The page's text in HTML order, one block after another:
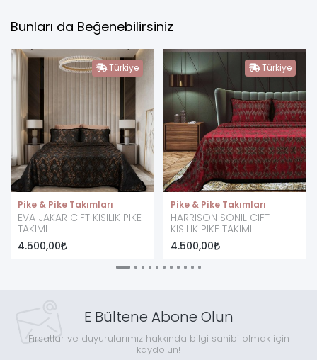
Bunları da Beğenebilirsiniz
Türkiye
Pike & Pike Takımları
EVA JAKAR CIFT KISILIK PIKE
TAKIMI
4.500,00
Türkiye
Pike & Pike Takımları
HARRISON SONIL CIFT
KISILIK PIKE TAKIMI
4.500,00
E Bültene Abone Olun
Fırsatlar ve duyurularımız hakkında bilgi sahibi olmak için
kaydolun!